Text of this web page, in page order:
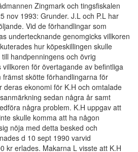
Zingmark och tingsfiskalen
nov 1993: Grunder. J.L och P.L har
Vid de förhandlingar som
undertecknande genomgicks villkoren
hur köpeskillingen skulle
handpenningens och övrig
för övertagande av befintliga
skötte förhandlingarna för
deras ekonomi för K.H och omtalade
sedan några år samt
några problem. K.H uppgav att
skulle komma att ha någon
nöja med detta besked och
d 10 sept 1990 varvid
kr erlades. Makarna L visste att K.H